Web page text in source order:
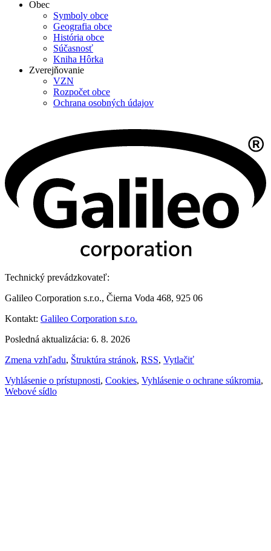
Obec
Symboly obce
Geografia obce
História obce
Súčasnosť
Kniha Hôrka
Zverejňovanie
VZN
Rozpočet obce
Ochrana osobných údajov
Technický prevádzkovateľ:
Galileo Corporation s.r.o., Čierna Voda 468, 925 06
Kontakt: Galileo Corporation s.r.o.
Posledná aktualizácia: 6. 8. 2026
Zmena vzhľadu, Štruktúra stránok, RSS, Vytlačiť
Vyhlásenie o prístupnosti, Cookies, Vyhlásenie o ochrane súkromia,
Webové sídlo